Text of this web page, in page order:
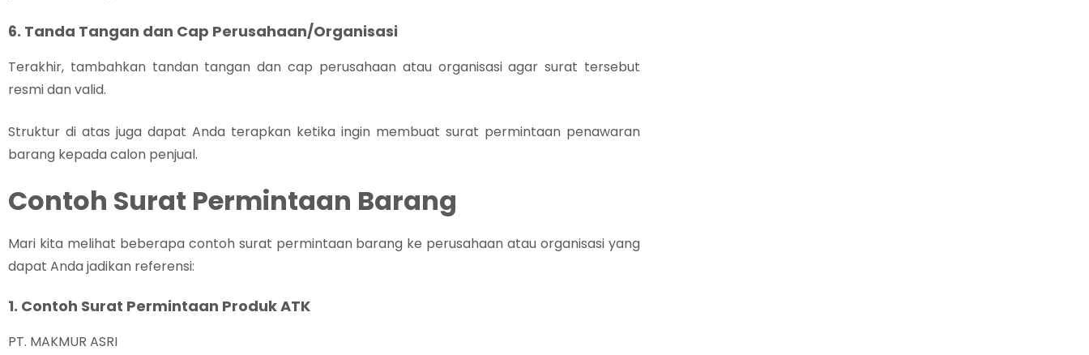
6. Tanda Tangan dan Cap Perusahaan/Organisasi
Terakhir, tambahkan tandan tangan dan cap perusahaan atau organisasi agar surat tersebut
resmi dan valid.
Struktur di atas juga dapat Anda terapkan ketika ingin membuat surat permintaan penawaran
barang kepada calon penjual.
Contoh Surat Permintaan Barang
Mari kita melihat beberapa contoh surat permintaan barang ke perusahaan atau organisasi yang
dapat Anda jadikan referensi:
1. Contoh Surat Permintaan Produk ATK
PT. MAKMUR ASRI